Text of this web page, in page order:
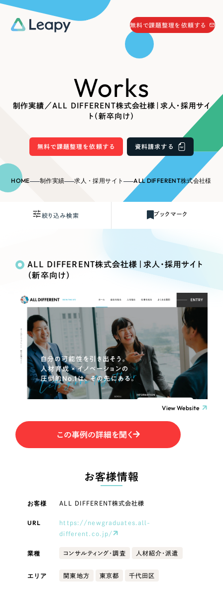
サービス
サービス紹介
一過性の広告に頼らず、
「仕組み」と「ノウハウ」
を残す資産型DX支援をご提供します
Webサイト制作
コーポレートサイト制作
採用サイト制作
会社概要
お役立ち情報
無料で課題整理を依頼
無料で課題整理を依頼する
058-215-0066
24時間受付
資料請求する
Web Produce
採用サイト制作
ECサイト制作
ブランディング支援
制作実績
すべて
コーポレート・企業サイト （278件）
ブランドサイト・サービスサイト （85件）
求人・採用サイト （61件）
ポータルサイト・メディアサイト
LP（ランディングページ）
ブランディング（ロゴ・印刷物）
その他 （1件）
オプションサービス
お客様インタビュー
Outsourcing
会社情報
制作実績／ALL DIFFERENT株式会社様｜求人・採用サイ
ト（新卒向け）
Works
無料で課題整理を依頼する 資料請求する
HOME 制作実績 求人・採用サイト ALL DIFFERENT株式会社様｜求人・採用サ
絞り込み検索 ブックマーク
制作内容
コーポレート・企業サイト
ブランドサイト・サービスサイト
求人・採用サイト
ECサイト（オンラインショップ）
ポータルサイト・メディアサイト
キャンペーン・プロモーション
ブランディング（ロゴ・印刷物）
その他
業種
ALL DIFFERENT株式会社様｜求人・採用サイト
（新卒向け）
View Website
この事例の詳細を聞く
お客様情報
お客様 ALL DIFFERENT株式会社様
URL
https://newgraduates.all-
different.co.jp/
業種 コンサルティング・調査 人材紹介・派遣
エリア 関東地方 東京都 千代田区